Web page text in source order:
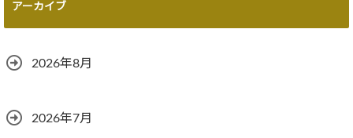
アーカイブ
2026年8月
2026年7月